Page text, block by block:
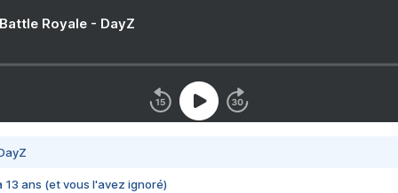
Royale - DayZ
13 ans (et vous l'avez ignoré)